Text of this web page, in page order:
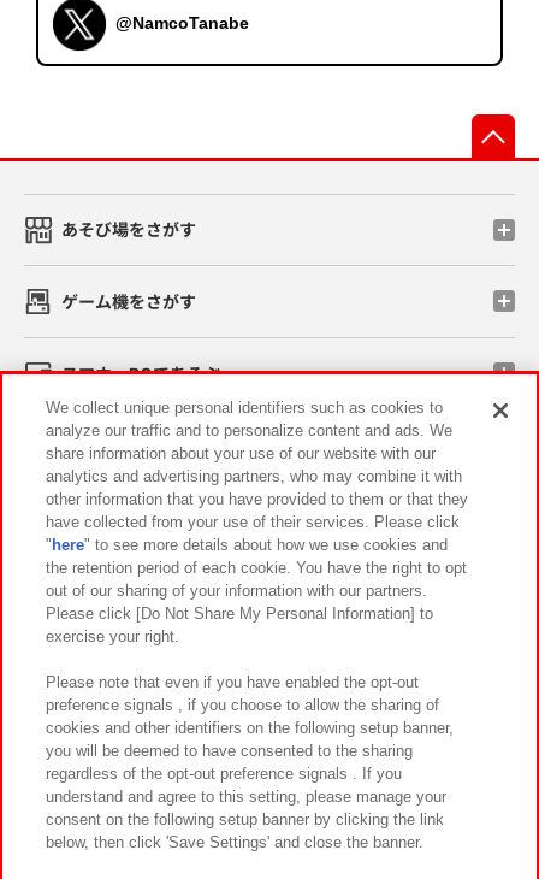
@NamcoTanabe
あそび場をさがす
ゲーム機をさがす
スマホ・PCであそぶ
イベント・キャンペーン
関連会社 サステナビリティ サイトポリシー
プライバシーポリシー ウェブアクセシビリティ方針と検証結果
お取引先さまとともに
カスタマーハラスメント対応方針 よくあるご質問・お問い合わせ
©Bandai Namco Amusement Inc.
We collect unique personal identifiers such as cookies to
analyze our traffic and to personalize content and ads. We
share information about your use of our website with our
analytics and advertising partners, who may combine it with
other information that you have provided to them or that they
have collected from your use of their services. Please click
" here" to see more details about how we use cookies and
the retention period of each cookie. You have the right to opt
out of our sharing of your information with our partners.
Please click [Do Not Share My Personal Information] to
exercise your right.
Please note that even if you have enabled the opt-out
preference signals , if you choose to allow the sharing of
cookies and other identifiers on the following setup banner,
you will be deemed to have consented to the sharing
regardless of the opt-out preference signals . If you
understand and agree to this setting, please manage your
consent on the following setup banner by clicking the link
below, then click 'Save Settings' and close the banner.